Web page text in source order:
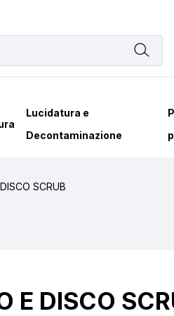
Lucidatura e
Decontaminazione
SCRUB
E DISCO